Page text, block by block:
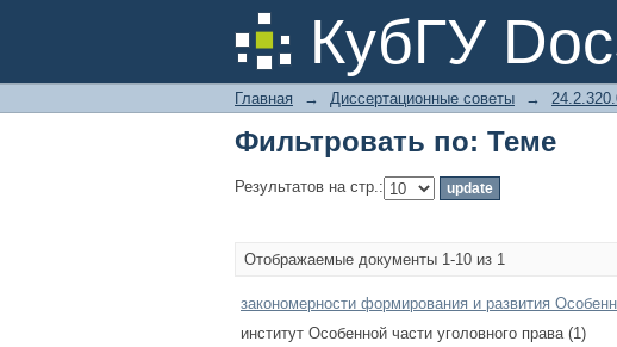
КубГУ
Фильтровать по: Теме
Главная → Диссертационные советы →
Фильтровать по: Теме
Результатов на стр.:
Отображаемые документы 1-10 из 1
закономерности формирования и развития
институт Особенной части уголовного права (1)